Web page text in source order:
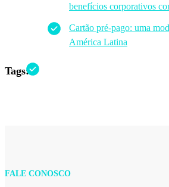
benefícios corporativos
Cartão pré-pago: uma
América Latina
Tags:
FALE CONOSCO